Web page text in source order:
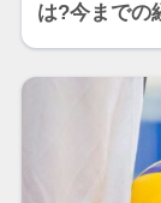
は?今までの